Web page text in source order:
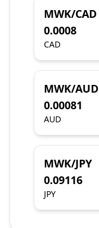
MWK/CAD
0.0008
CAD
MWK/AUD
0.00081
AUD
MWK/JPY
0.09116
JPY